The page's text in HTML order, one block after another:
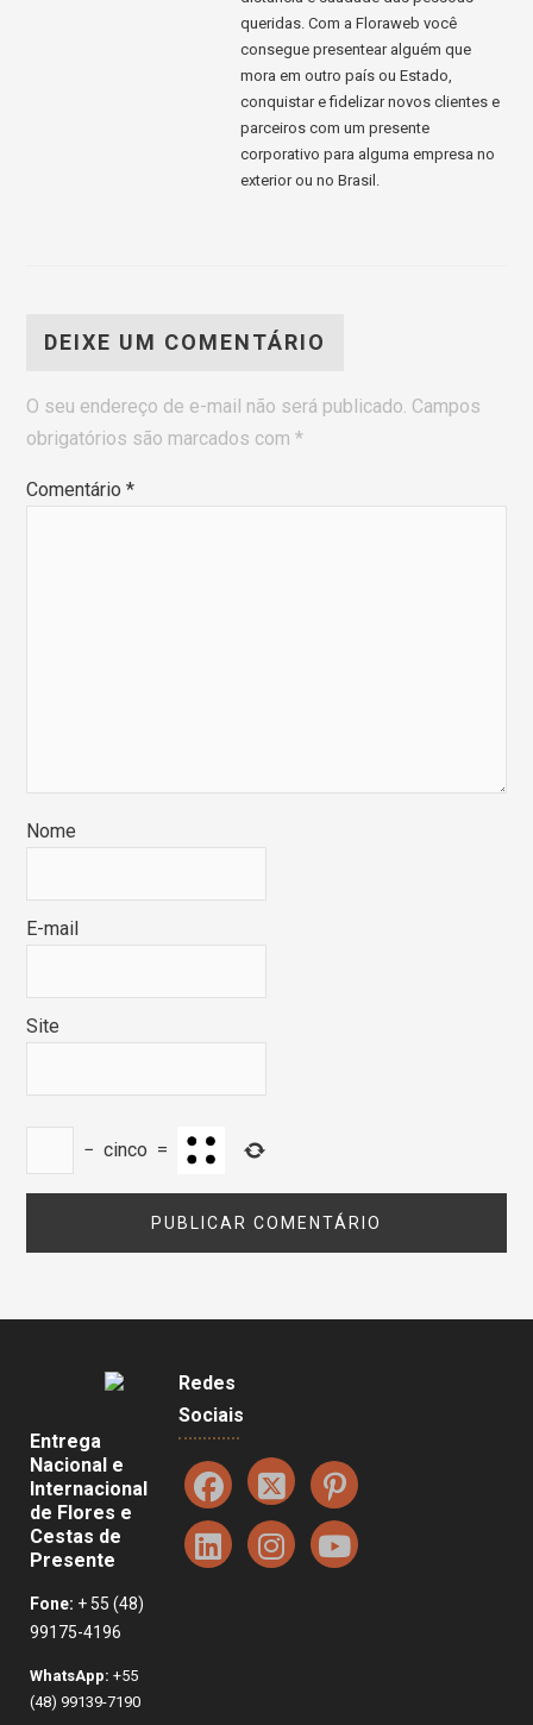
queridas. Com a Floraweb você
consegue presentear alguém que
mora em outro país ou Estado,
conquistar e fidelizar novos clientes e
parceiros com um presente
corporativo para alguma empresa no
exterior ou no Brasil.
DEIXE UM COMENTÁRIO
O seu endereço de e-mail não será publicado. Campos
obrigatórios são marcados com*
Comentário*
Nome
E-mail
Site
− cinco =
Entrega
Nacional e
Internacional
de Flores e
Cestas de
Presente
Fone: + 55 (48)
99175-4196
WhatsApp: +55
(48) 99139-7190
Redes
Sociais